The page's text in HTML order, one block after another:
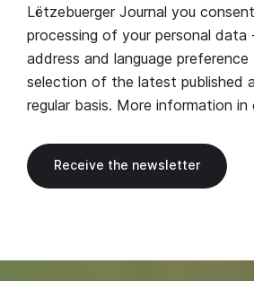
Lëtzebuerger Journal you
processing of your personal data
address and language
selection of the latest published
regular basis. More information in